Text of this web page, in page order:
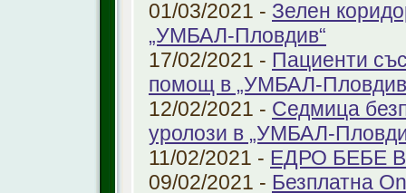
01/03/2021 - Зелен
„УМБАЛ-Пловдив“
17/02/2021 - Пациенти
помощ в „УМБАЛ-
12/02/2021 - Седмица
уролози в „УМБАЛ-
11/02/2021 - ЕДРО БЕБЕ
09/02/2021 - Безплатна